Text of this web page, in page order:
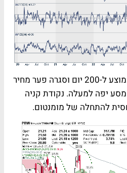
ולגבי PBW - פרצה את הממוצע ל-200 יום וסגרה פער מחיר
יפה למעלה. נקודת קניה
להתחלה של מומנטום.